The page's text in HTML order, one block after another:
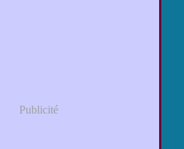
Publicité